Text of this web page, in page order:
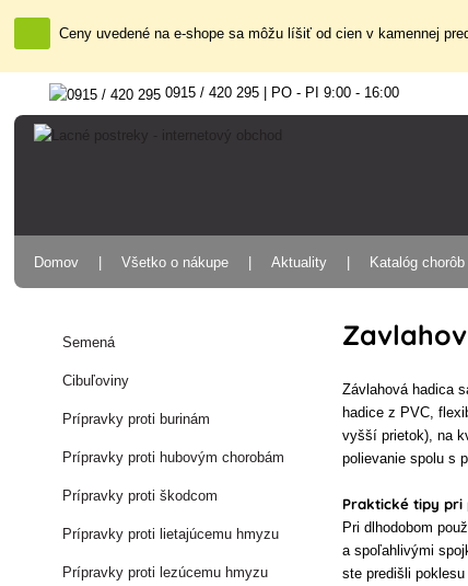
Ceny uvedené na e-shope sa môžu líšiť od cien v kamennej
0915 / 420 295 | PO - PI 9:00 - 16:00
Domov Všetko o nákupe Aktuality Katalóg
Semená
Cibuľoviny
Prípravky proti burinám
Prípravky proti hubovým chorobám
Prípravky proti škodcom
Prípravky proti lietajúcemu hmyzu
Prípravky proti lezúcemu hmyzu
Závlahová hadica
hadice z PVC,
vyšší prietok), na
polievanie spolu s
Praktické tipy pri
Pri dlhodobom
a spoľahlivými
ste predišli poklesu